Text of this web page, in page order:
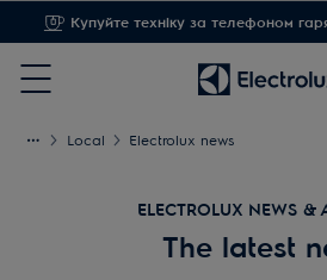
Купуйте техніку за телефоном
Menu
Local Electrolux news
ELECTROLUX NEWS &
The latest